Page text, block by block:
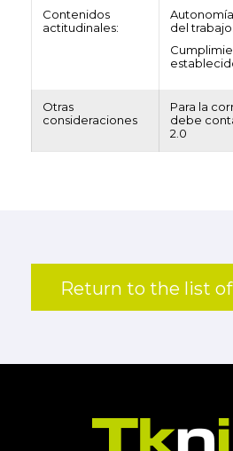
Contenidos
actitudinales:
del trabajo.
Otras
consideraciones
Para la
debe
2.0
Return to the list